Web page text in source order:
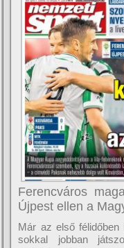
Ferencváros
Újpest ellen a
Már az első
sokkal jobban